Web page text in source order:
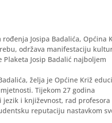
Josipa Badalića, Općina
održava manifestaciju
Josip Badalić najboljem
želja je Općine Križ
Tijekom 27 godina
i književnost, rad profesora
reputaciju nastavkom